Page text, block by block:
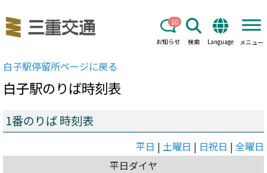
お知らせ
10
検索 Language メニュー
白子駅停留所ページに戻る
白子駅のりば時刻表
1番のりば 時刻表
平日 | 土曜日 | 日祝日 | 全曜日
平日ダイヤ